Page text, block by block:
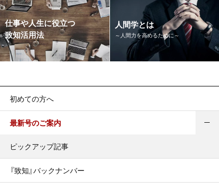
仕事や人生に役立つ
致知活用法
人間学とは
～人間力を高めるために～
初めての方へ
最新号のご案内
ピックアップ記事
『致知』バックナンバー